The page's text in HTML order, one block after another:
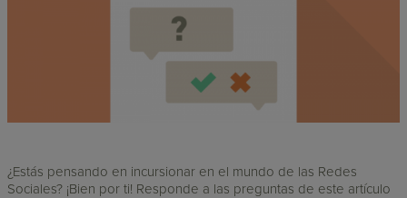
¿Estás pensando en incursionar en el mundo de las Redes
Sociales? ¡Bien por ti! Responde a las preguntas de este artículo